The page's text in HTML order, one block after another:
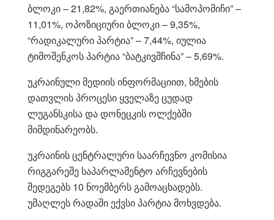
ბლოკი – 21,82%, გაერთიანება “სამოპომიჩი” –
11,01%, ოპოზიციური ბლოკი – 9,35%,
“რადიკალური პარტია” – 7,44%, იულია
ტიმოშენკოს პარტია “ბატკივშჩინა” – 5,69%.
უკრაინული მედიის ინფორმაციით, ხმების
დათვლის პროცესი ყველაზე ცუდად
ლუგანსკისა და დონეცკის ოლქებში
მიმდინარეობს.
უკრაინის ცენტრალური საარჩევნო კომისია
რიგგარეშე საპარლამენტო არჩევნების
შედეგებს 10 ნოემბერს გამოაცხადებს.
უმაღლეს რადაში ექვსი პარტია მოხვდება.